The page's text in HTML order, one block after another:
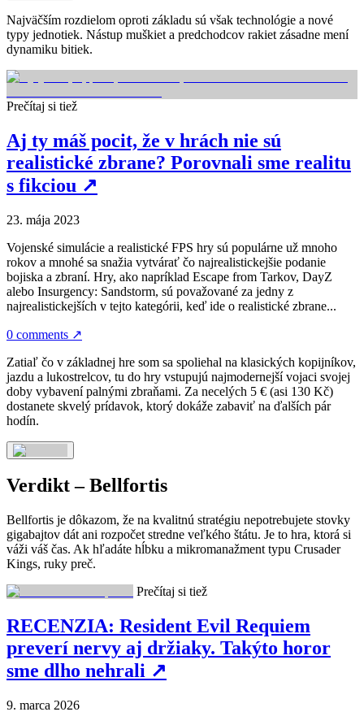
Najväčším rozdielom oproti základu sú však technológie a nové
typy jednotiek. Nástup muškiet a predchodcov rakiet zásadne mení
dynamiku bitiek.
Prečítaj si tiež
Aj ty máš pocit, že v hrách nie sú
realistické zbrane? Porovnali sme realitu
s fikciou ↗
23. mája 2023
Vojenské simulácie a realistické FPS hry sú populárne už mnoho
rokov a mnohé sa snažia vytvárať čo najrealistickejšie podanie
bojiska a zbraní. Hry, ako napríklad Escape from Tarkov, DayZ
alebo Insurgency: Sandstorm, sú považované za jedny z
najrealistickejších v tejto kategórii, keď ide o realistické zbrane...
0 comments ↗
Zatiaľ čo v základnej hre som sa spoliehal na klasických kopijníkov,
jazdu a lukostrelcov, tu do hry vstupujú najmodernejší vojaci svojej
doby vybavení palnými zbraňami. Za necelých 5 € (asi 130 Kč)
dostanete skvelý prídavok, ktorý dokáže zabaviť na ďalších pár
hodín.
Verdikt – Bellfortis
Bellfortis je dôkazom, že na kvalitnú stratégiu nepotrebujete stovky
gigabajtov dát ani rozpočet stredne veľkého štátu. Je to hra, ktorá si
váži váš čas. Ak hľadáte hĺbku a mikromanažment typu Crusader
Kings, ruky preč.
Prečítaj si tiež
RECENZIA: Resident Evil Requiem
preverí nervy aj držiaky. Takýto horor
sme dlho nehrali ↗
9. marca 2026